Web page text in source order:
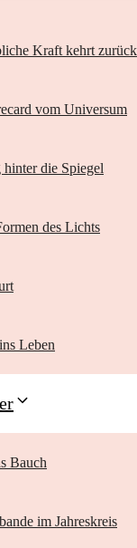
Kraft kehrt
vom Universum
hinter die Spiegel
des Lichts
Leben
Bauch
im Jahreskreis